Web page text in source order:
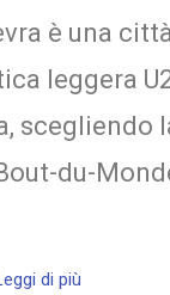
è una
leggera
scegliendo
du-
di più